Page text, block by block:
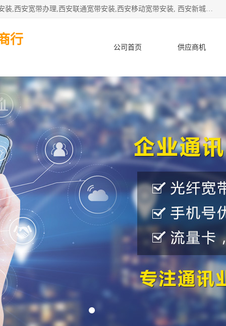
公司主要经营西安电信宽带安装,西安光纤专线安装,西安宽带安装,西安宽带办理,西安联通宽带安装,西安移动宽带安装, 西安新城赛派通讯商行从事西安地区的联通，移动，电信宽带安装，光纤专线安装，宽带办理等业务
行
公司首页 供应商机
产品知识 客户案例